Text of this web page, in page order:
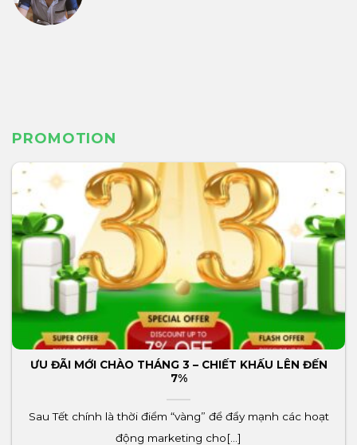
PROMOTION
ƯU ĐÃI MỚI CHÀO THÁNG 3 – CHIẾT KHẤU LÊN ĐẾN
7%
Sau Tết chính là thời điểm “vàng” để đẩy mạnh các hoạt
động marketing cho[...]